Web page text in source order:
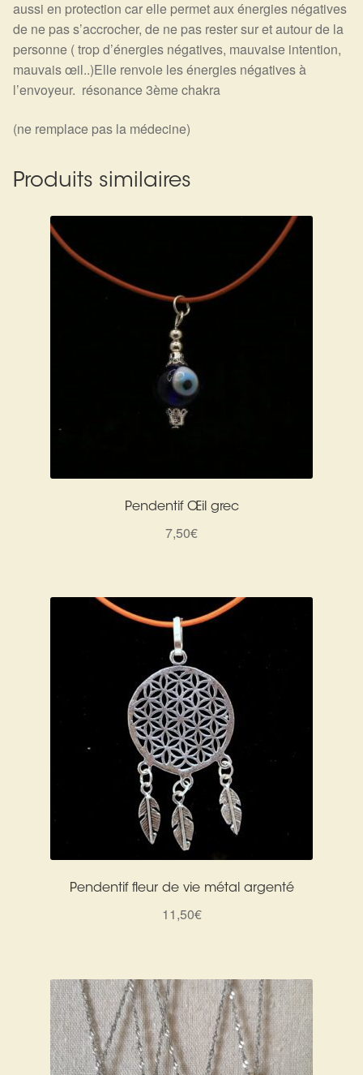
aussi en protection car elle permet aux énergies négatives
de ne pas s’accrocher, de ne pas rester sur et autour de la
personne ( trop d’énergies négatives, mauvaise intention,
mauvais œil..)Elle renvoie les énergies négatives à
l’envoyeur. résonance 3ème chakra
(ne remplace pas la médecine)
Produits similaires
Pendentif Œil grec
7,50€
Pendentif fleur de vie métal argenté
11,50€